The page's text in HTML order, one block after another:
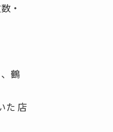
・
鶴
た 店